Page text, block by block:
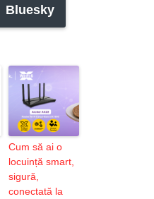
Bluesky
Cum să ai o
locuință smart,
sigură,
conectată la